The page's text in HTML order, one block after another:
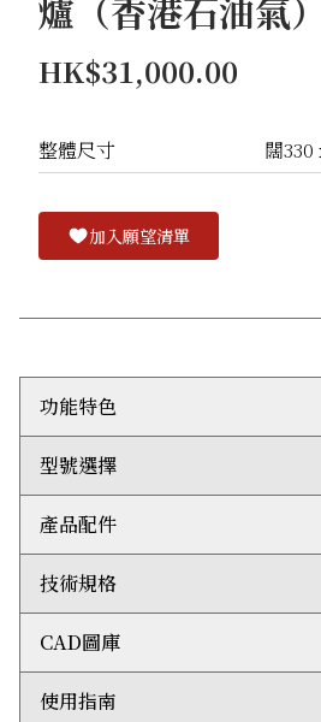
爐（香港石油氣）
HK$31,000.00
整體尺寸 闊
加入願望清單
功能特色
Wolf燒烤爐以雙層不鏽鋼精製而成
術，無縫連接組件，更加堅固耐用
不鏽鋼保護罩強效保護戶外爐具，
隨時烹煮配菜或加熱烤肉醬汁。
不鏽鋼爐身和紅色旋鈕與Wolf戶外
襯。
標誌性Wolf紅色旋鈕讓您掌控所有
燈，配合夜間燒烤的需要。
不鏽鋼烤盤熱力接觸面更大，受熱
型號選擇
ICBBM13-LP
產品配件
自選配件：
黑色旋鈕
技術規格
整體尺寸：闊330毫米 x 高273毫米
爐頭：7.2 千瓦
運輸重量：23公斤
CAD圖庫
2D AutoCad (DWG)
使用指南